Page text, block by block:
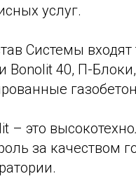
услуг.
Системы
Bonolit 40, П-
– это
за качеством